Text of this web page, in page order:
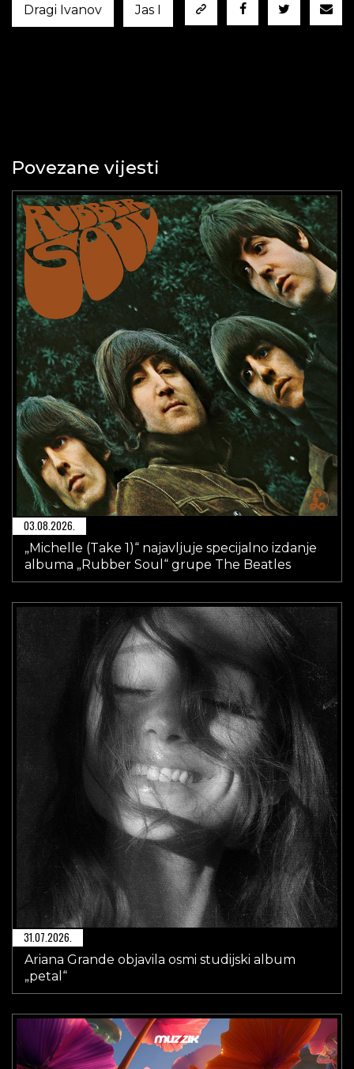
Dragi Ivanov Jas I
Povezane vijesti
03.08.2026.
„Michelle (Take 1)“ najavljuje specijalno izdanje
albuma „Rubber Soul“ grupe The Beatles
31.07.2026.
Ariana Grande objavila osmi studijski album
„petal“